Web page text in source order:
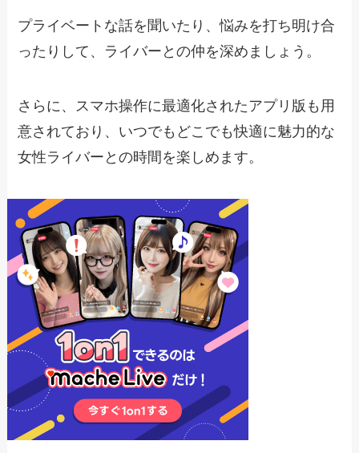
プライベートな話を聞いたり、悩みを打ち明け合
ったりして、ライバーとの仲を深めましょう。
さらに、スマホ操作に最適化されたアプリ版も用
意されており、いつでもどこでも快適に魅力的な
女性ライバーとの時間を楽しめます。